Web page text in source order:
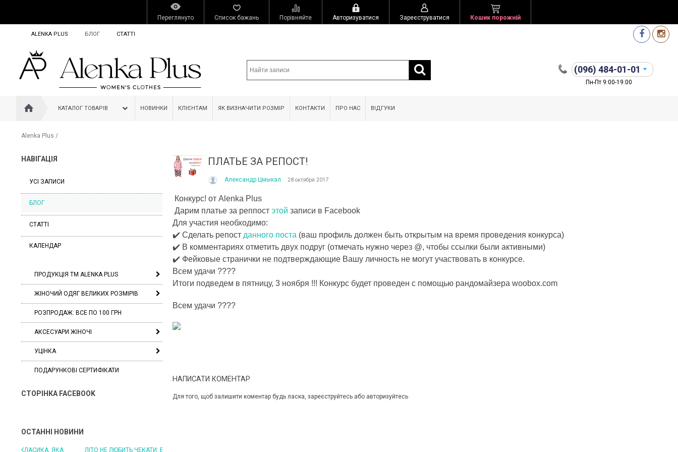
Переглянуто Список бажань Порівняйте Авторизуватися Зареєструватися Кошик порожній
ALENKA PLUS БЛОГ СТАТТІ
(096) 484-01-01
Пн-Пт 9:00-19:00
КАТАЛОГ ТОВАРІВ НОВИНКИ КЛІЄНТАМ ЯК ВИЗНАЧИТИ РОЗМІР КОНТАКТИ ПРО НАС ВІДГУКИ
Alenka Plus /
НАВІГАЦІЯ
УСІ ЗАПИСИ
БЛОГ
СТАТТІ
КАЛЕНДАР
ПРОДУКЦІЯ ТМ ALENKA PLUS
ЖІНОЧИЙ ОДЯГ ВЕЛИКИХ РОЗМІРІВ
РОЗПРОДАЖ: ВСЕ ПО 100 ГРН
АКСЕСУАРИ ЖІНОЧІ
УЦІНКА
ПОДАРУНКОВІ СЕРТИФІКАТИ
СТОРІНКА FACEBOOK
ОСТАННІ НОВИНИ
ЛІТО НЕ ЛЮБИТЬ ЧЕКАТИ: БУДЬТЕ ГОТОВІ ДО
ПЛАТЬЕ ЗА РЕПОСТ!
Александр Цмыкал 28 октября 2017
Конкурс! от Alenka Plus
Дарим платье за реппост этой записи в Facebook
Для участия необходимо:
✔️ Сделать репост данного поста (ваш профиль должен быть открытым на время проведения конкурса)
✔️ В комментариях отметить двух подруг (отмечать нужно через @, чтобы ссылки были активными)
✔️ Фейковые странички не подтверждающие Вашу личность не могут участвовать в конкурсе.
Всем удачи ????
Итоги подведем в пятницу, 3 ноября !!! Конкурс будет проведен с помощью рандомайзера woobox.com
Всем удачи ????
НАПИСАТИ КОМЕНТАР
Для того, щоб залишити коментар будь ласка, зареєструйтесь або авторизуйтесь